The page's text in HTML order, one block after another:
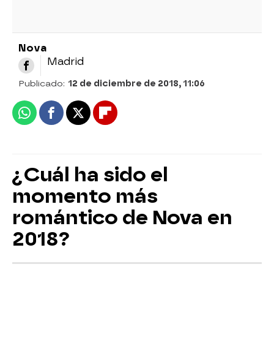
Nova
Madrid
Publicado: 12 de diciembre de 2018, 11:06
WhatsappFacebook
X Flipboard
¿Cuál ha sido el
momento más
romántico de Nova en
2018?